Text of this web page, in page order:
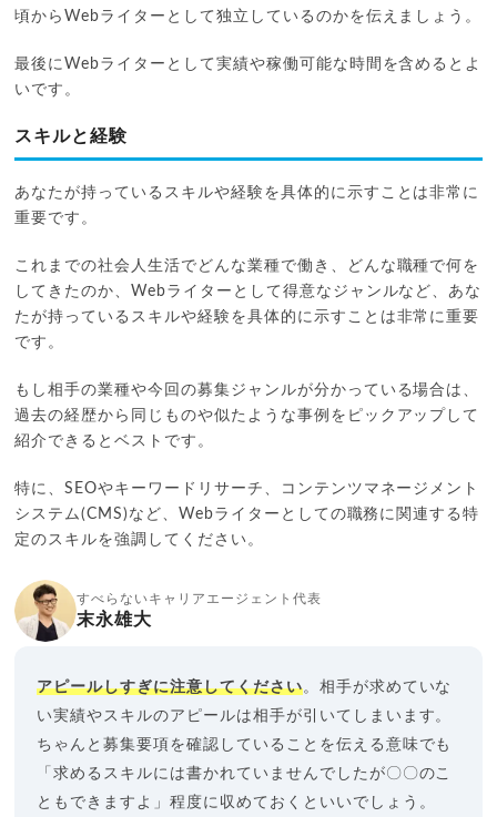
頃からWebライターとして独立しているのかを伝えましょう。
最後にWebライターとして実績や稼働可能な時間を含めるとよ
いです。
スキルと経験
あなたが持っているスキルや経験を具体的に示すことは非常に
重要です。
これまでの社会人生活でどんな業種で働き、どんな職種で何を
してきたのか、Webライターとして得意なジャンルなど、あな
たが持っているスキルや経験を具体的に示すことは非常に重要
です。
もし相手の業種や今回の募集ジャンルが分かっている場合は、
過去の経歴から同じものや似たような事例をピックアップして
紹介できるとベストです。
特に、SEOやキーワードリサーチ、コンテンツマネージメント
システム(CMS)など、Webライターとしての職務に関連する特
定のスキルを強調してください。
すべらないキャリアエージェント代表
末永雄大
アピールしすぎに注意してください。相手が求めていな
い実績やスキルのアピールは相手が引いてしまいます。
ちゃんと募集要項を確認していることを伝える意味でも
「求めるスキルには書かれていませんでしたが〇〇のこ
ともできますよ」程度に収めておくといいでしょう。